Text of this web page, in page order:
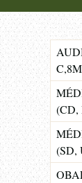
(CD,
(SD,